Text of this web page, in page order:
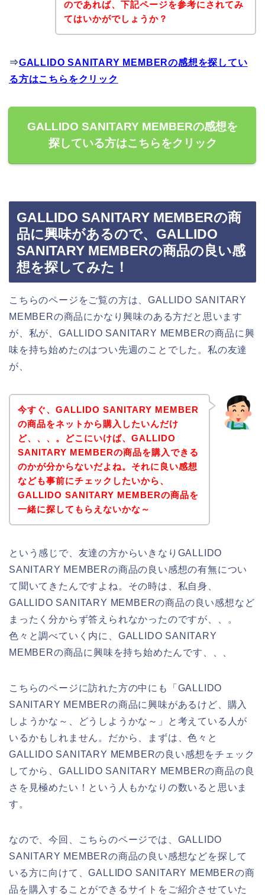
のであれば、下記ページを参考にされてみ
てはいかがでしょうか？
⇒GALLIDO SANITARY MEMBERの感想を探してい
る方はこちらをクリック
GALLIDO SANITARY MEMBERの感想を
探している方はこちらをクリック
GALLIDO SANITARY MEMBERの商
品に興味があるので、GALLIDO
SANITARY MEMBERの商品の良い感
想を探してみた！
こちらのページをご覧の方は、GALLIDO SANITARY
MEMBERの商品にかなり興味のある方だと思います
が、私が、GALLIDO SANITARY MEMBERの商品に興
味を持ち始めたのはつい先週のことでした。私の友達
が、
今すぐ、GALLIDO SANITARY MEMBER
の商品をネットから購入したいんだけ
ど、、、。どこにいけば、GALLIDO
SANITARY MEMBERの商品を購入できる
のかが分からないだよね。それに良い感想
なども事前にチェックしたいから、
GALLIDO SANITARY MEMBERの商品を
一緒に探してもらえないかな～
という感じで、友達の方からいきなりGALLIDO
SANITARY MEMBERの商品の良い感想の有無につい
て聞いてきたんですよね。その時は、私自身、
GALLIDO SANITARY MEMBERの商品の良い感想など
まったく分からず答えられなかったのですが、、。
色々と調べていく内に、GALLIDO SANITARY
MEMBERの商品に興味を持ち始めたんです、、、
こちらのページに訪れた方の中にも「GALLIDO
SANITARY MEMBERの商品に興味があるけど、購入
しようかな～、どうしようかな～」と考えている人が
いるかもしれません。だから、まずは、色々と
GALLIDO SANITARY MEMBERの良い感想をチェック
してから、GALLIDO SANITARY MEMBERの商品の良
さを見極めたい！という人もかなりの数いると思いま
す。
なので、今回、こちらのページでは、GALLIDO
SANITARY MEMBERの商品の良い感想などを探して
いる方に向けて、GALLIDO SANITARY MEMBERの商
品を購入することができるサイトをご紹介させていた